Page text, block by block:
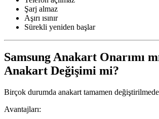
Şarj almaz
Aşırı ısınır
Sürekli yeniden başlar
Samsung Anakart Onarımı
Anakart Değişimi mi?
Birçok durumda anakart tamamen
Avantajları: